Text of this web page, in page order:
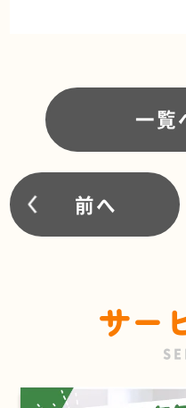
前へ
一覧
サー